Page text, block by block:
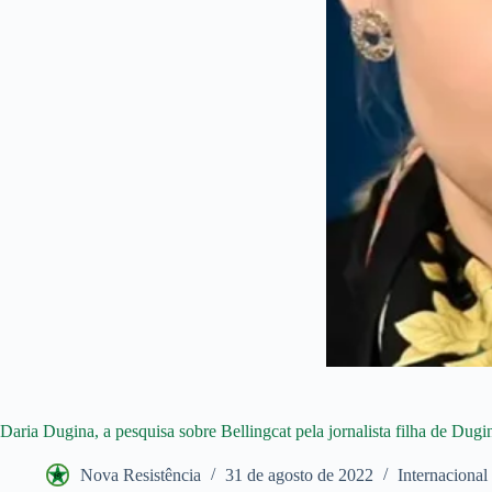
Daria Dugina, a pesquisa sobre Bellingcat pela jornalista filha de
Nova Resistência 31 de agosto de 2022 Internacional